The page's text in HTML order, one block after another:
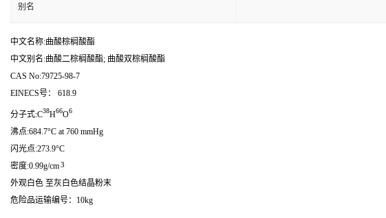
别名
中文名称:曲酸棕榈酸酯
中文别名:曲酸二棕榈酸酯; 曲酸双棕榈酸酯
CAS No:79725-98-7
EINECS号： 618.9
分子式:C38H66O6
沸点:684.7°C at 760 mmHg
闪光点:273.9°C
密度:0.99g/cm3
外观白色 至灰白色结晶粉末
危险品运输编号：10kg